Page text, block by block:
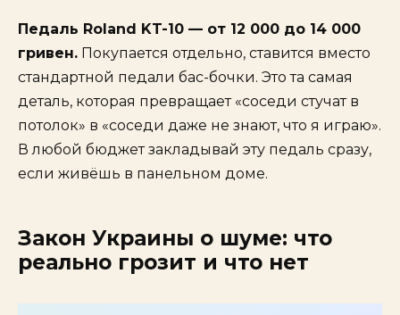
Педаль Roland KT-10 — от 12 000 до 14 000
гривен. Покупается отдельно, ставится вместо
стандартной педали бас-бочки. Это та самая
деталь, которая превращает «соседи стучат в
потолок» в «соседи даже не знают, что я играю».
В любой бюджет закладывай эту педаль сразу,
если живёшь в панельном доме.
Закон Украины о шуме: что
реально грозит и что нет